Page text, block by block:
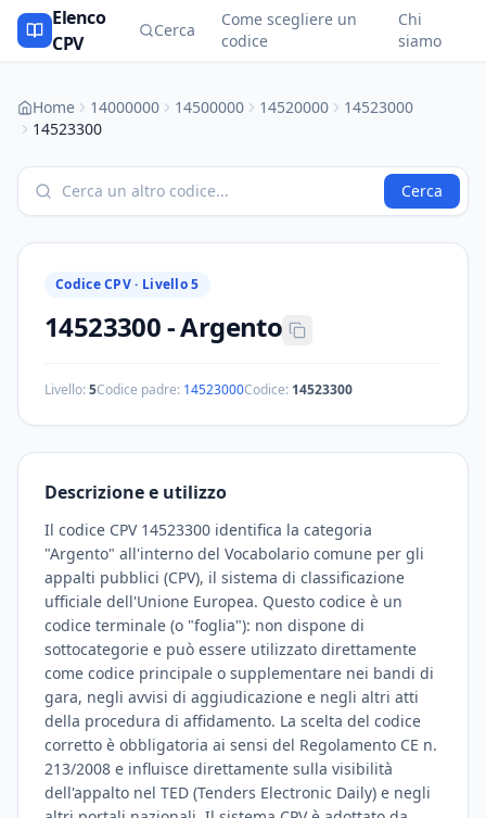
Elenco
CPV
Cerca
Come scegliere un
codice
Chi
siamo
Home 14000000 14500000 14520000
14523000
14523300
Cerca
Codice CPV · Livello 5
14523300-Argento
Livello:5Codice padre: 14523000Codice: 14523300
Descrizione e utilizzo
Il codice CPV 14523300 identifica la categoria
"Argento" all'interno del Vocabolario comune per gli
appalti pubblici (CPV), il sistema di classificazione
ufficiale dell'Unione Europea. Questo codice è un
codice terminale (o "foglia"): non dispone di
sottocategorie e può essere utilizzato direttamente
come codice principale o supplementare nei bandi di
gara, negli avvisi di aggiudicazione e negli altri atti
della procedura di affidamento. La scelta del codice
corretto è obbligatoria ai sensi del Regolamento CE n.
213/2008 e influisce direttamente sulla visibilità
dell'appalto nel TED (Tenders Electronic Daily) e negli